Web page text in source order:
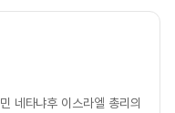
네타냐후 이스라엘 총리의